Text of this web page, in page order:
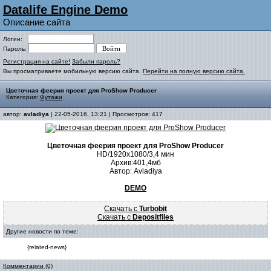
Datalife Engine Demo
Описание сайта
Логин:
Пароль:
Регистрация на сайте! Забыли пароль?
Вы просматриваете мобильную версию сайта. Перейти на полную версию сайта.
Цветочная феерия проект для ProShow Producer
Категория: Футажи
автор: avladiya | 22-05-2016, 13:21 | Просмотров: 417
Цветочная феерия проект для ProShow Producer
HD/1920х1080/3,4 мин
Архив:401,4мб
Автор: Avladiya
DEMO
Скачать с Turbobit
Скачать с Depositfiles
Другие новости по теме:
{related-news}
Комментарии (0)